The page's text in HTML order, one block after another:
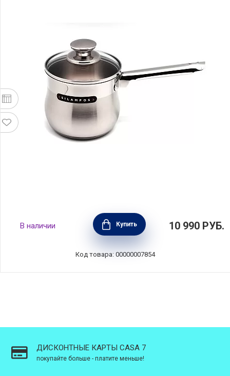
Молочник Роял 2 л, 14 см, Silampos,
633123VY2314
В наличии Купить 10 990 РУБ.
Код товара: 00000007854
ДИСКОНТНЫЕ КАРТЫ CASA 7
покупайте больше - платите меньше!